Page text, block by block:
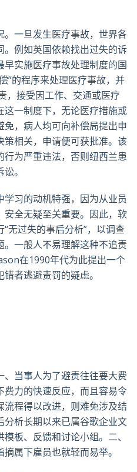
一旦发生医疗事故，世界各
例如英国依赖找出过失的诉
实施医疗事故处理制度的国
”的程序来处理医疗事故，并
，接受因工作、交通或医疗
一制度下，无论医疗措施或
，病人均可向补偿局提出申
相关，申请便可获批准。该
为严重违法，否则纽西兰患
。
习的动机特强，因为从业员
全无疑至关重要。因此，软
无过失的事后分析”，以调查
一般人不易理解这种不追责
在1990年代为此提出一个
者逃避责罚的疑虑。
当事人为了避责往往要大费
力的快速反应，而且容易令
程得以改进，则难免涉及结
析长期以来已属谷歌企业文
板、反馈和讨论小组。二、
属下雇员也就轻而易举。